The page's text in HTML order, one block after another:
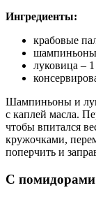
Ингредиенты:
крабовые
шампиньоны
луковица –
Шампиньоны и
с каплей масла.
чтобы впитался
кружочками,
поперчить и
С помидорами